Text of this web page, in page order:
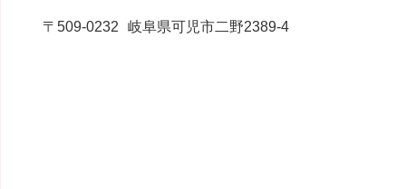
〒509-0232 岐阜県可児市二野2389-4